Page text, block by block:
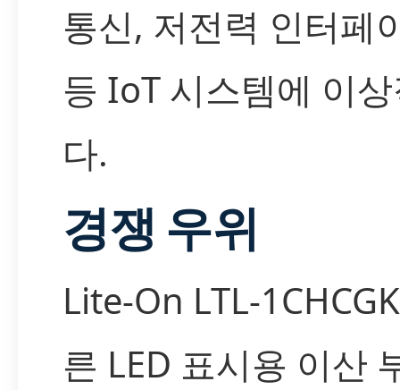
통신, 저전력 인터페
등 IoT 시스템에 이
다.
경쟁 우위
Lite-On LTL-
른 LED 표시용 이산